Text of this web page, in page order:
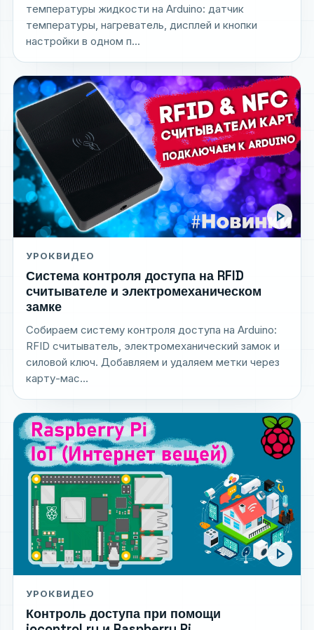
температуры жидкости на Arduino: датчик
температуры, нагреватель, дисплей и кнопки
настройки в одном п...
play_arrow
УРОКВИДЕО
Система контроля доступа на RFID
считывателе и электромеханическом
замке
Собираем систему контроля доступа на Arduino:
RFID считыватель, электромеханический замок и
силовой ключ. Добавляем и удаляем метки через
карту-мас...
play_arrow
УРОКВИДЕО
Контроль доступа при помощи